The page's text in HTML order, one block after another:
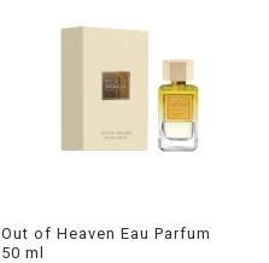
Out of Heaven Eau Parfum
50 ml